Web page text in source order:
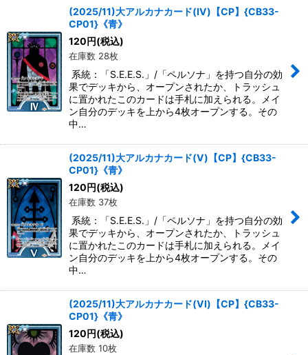
(2025/11)大アルカナカード(IV)【CP】{CB33-
CP01}《青》
120 円(税込)
在庫数 28枚
系統：「S.E.E.S.」/「ペルソナ」を持つ自分の効
果でデッキから、オープンされたか、トラッシュ
に置かれたこのカードは手札に加えられる。メイ
ン自分のデッキを上から4枚オープンする。その
中…
(2025/11)大アルカナカード(V)【CP】{CB33-
CP01}《青》
120 円(税込)
在庫数 37枚
系統：「S.E.E.S.」/「ペルソナ」を持つ自分の効
果でデッキから、オープンされたか、トラッシュ
に置かれたこのカードは手札に加えられる。メイ
ン自分のデッキを上から4枚オープンする。その
中…
(2025/11)大アルカナカード(VI)【CP】{CB33-
CP01}《青》
120 円(税込)
在庫数 10枚